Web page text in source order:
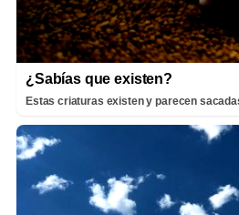
¿Sabías que existen?
Estas criaturas existen y parecen